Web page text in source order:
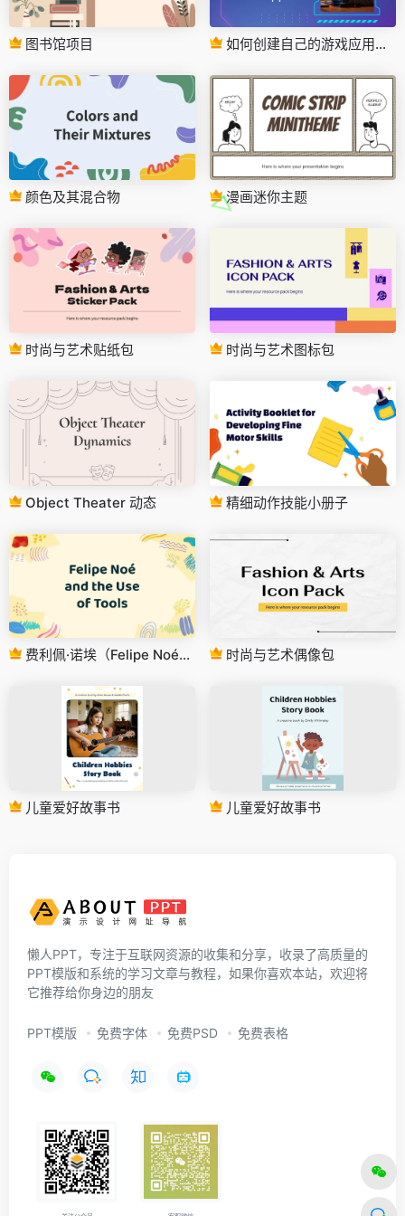
图书馆项目 如何创建自己的游戏应用程序
颜色及其混合物 漫画迷你主题
时尚与艺术贴纸包 时尚与艺术图标包
Object Theater 动态 精细动作技能小册子
费利佩·诺埃（Felipe Noé）和工具的使用 时尚与艺术偶像包
儿童爱好故事书 儿童爱好故事书
懒人PPT，专注于互联网资源的收集和分享，收录了高质量的
PPT模版和系统的学习文章与教程，如果你喜欢本站，欢迎将
它推荐给你身边的朋友
PPT模版 免费字体 免费PSD 免费表格